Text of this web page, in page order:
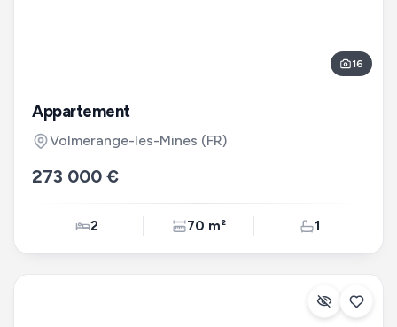
16
Appartement
Volmerange-les-Mines (FR)
273 000 €
2 70 m² 1